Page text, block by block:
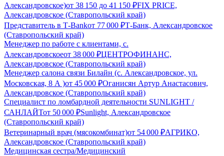
Александровское)от 38 150 до 41 150 ₽FIX PRICE,
Александровское (Ставропольский край)
Представитель в Т-Bankот 77 000 ₽Т-Банк, Александровское
(Ставропольский край)
Менеджер по работе с клиентами, с.
Александровскоеот 38 000 ₽ЦЕНТРОФИНАНС,
Александровское (Ставропольский край)
Менеджер салона связи Билайн (с. Александровское, ул.
Московская, 8 А )от 45 000 ₽Оганисян Артур Анастасович,
Александровское (Ставропольский край)
Специалист по ломбардной деятельности SUNLIGHT /
САНЛАЙТот 50 000 ₽Sunlight, Александровское
(Ставропольский край)
Ветеринарный врач (мясокомбинат)от 54 000 ₽АГРИКО,
Александровское (Ставропольский край)
Медицинская сестра/Медицинский